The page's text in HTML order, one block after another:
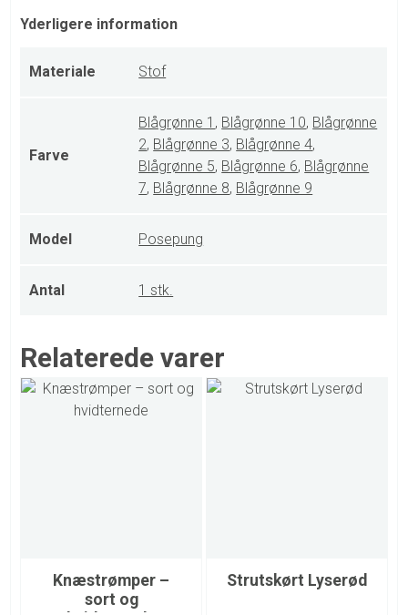
Yderligere information
Materiale Stof
Farve
Blågrønne 1 , Blågrønne 10, Blågrønne
2, Blågrønne 3, Blågrønne 4,
Blågrønne 5, Blågrønne 6, Blågrønne
7, Blågrønne 8, Blågrønne 9
Model Posepung
Antal 1 stk.
Relaterede varer
Knæstrømper –
sort og
Strutskørt Lyserød